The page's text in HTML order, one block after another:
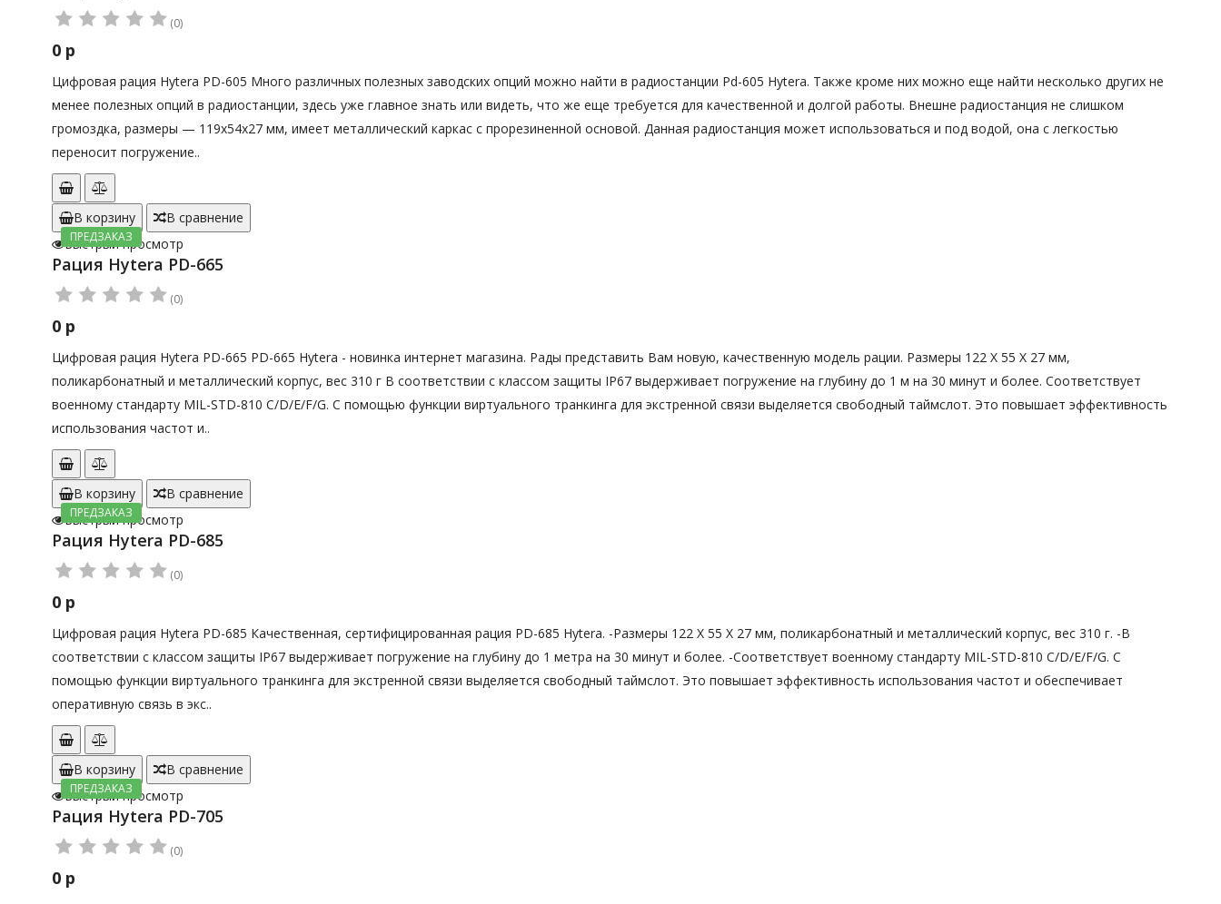
(0)
0 р
Цифровая рация Hytera PD-605 Много различных полезных заводских опций можно найти в радиостанции Pd-605 Hytera. Также кроме них можно еще найти несколько других не
менее полезных опций в радиостанции, здесь уже главное знать или видеть, что же еще требуется для качественной и долгой работы. Внешне радиостанция не слишком
громоздка, размеры — 119х54х27 мм, имеет металлический каркас с прорезиненной основой. Данная радиостанция может использоваться и под водой, она с легкостью
переносит погружение..
ПРЕДЗАКАЗ
В корзину
В сравнение
Быстрый просмотр
Рация Hytera PD-665
(0)
0 р
Цифровая рация Hytera PD-665 PD-665 Hytera - новинка интернет магазина. Рады представить Вам новую, качественную модель рации. Размеры 122 X 55 X 27 мм,
поликарбонатный и металлический корпус, вес 310 г В соответствии с классом защиты IP67 выдерживает погружение на глубину до 1 м на 30 минут и более. Соответствует
военному стандарту MIL-STD-810 C/D/E/F/G. С помощью функции виртуального транкинга для экстренной связи выделяется свободный таймслот. Это повышает эффективность
использования частот и..
ПРЕДЗАКАЗ
В корзину
В сравнение
Быстрый просмотр
Рация Hytera PD-685
(0)
0 р
Цифровая рация Hytera PD-685 Качественная, сертифицированная рация PD-685 Hytera. -Размеры 122 X 55 X 27 мм, поликарбонатный и металлический корпус, вес 310 г. -В
соответствии с классом защиты IP67 выдерживает погружение на глубину до 1 метра на 30 минут и более. -Соответствует военному стандарту MIL-STD-810 C/D/E/F/G. С
помощью функции виртуального транкинга для экстренной связи выделяется свободный таймслот. Это повышает эффективность использования частот и обеспечивает
оперативную связь в экс..
ПРЕДЗАКАЗ
В корзину
В сравнение
Быстрый просмотр
Рация Hytera PD-705
(0)
0 р